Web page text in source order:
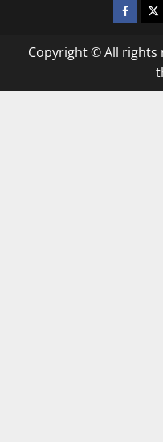
Copyright © All rights